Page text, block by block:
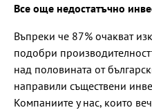
Все още недостатъчно
Въпреки че 87% очакват
подобри
над половината от
направили съществени
Компаниите у нас, които